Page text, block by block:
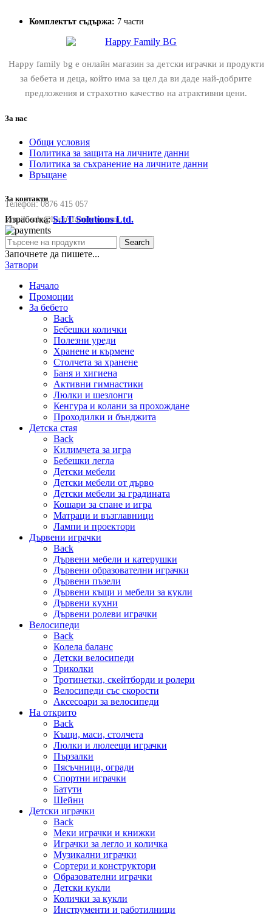
Комплектът съдържа: 7 части
Happy family bg е онлайн магазин за детски играчки и продукти
за бебета и деца, който има за цел да ви даде най-добрите
предложения и страхотно качество на атрактивни цени.
За нас
Общи условия
Политика за защита на личните данни
Политика за съхранение на личните данни
Връщане
За контакти
Телефон:0876 415 057
Email:sale@happyfamilybg.com
Изработка:S.I.T Solutions Ltd.
Search
Започнете да пишете...
Затвори
Начало
Промоции
За бебето
Back
Бебешки колички
Полезни уреди
Хранене и кърмене
Столчета за хранене
Баня и хигиена
Активни гимнастики
Люлки и шезлонги
Кенгура и колани за прохождане
Проходилки и бънджита
Детска стая
Back
Килимчета за игра
Бебешки легла
Детски мебели
Детски мебели от дърво
Детски мебели за градината
Кошари за спане и игра
Матраци и възглавници
Лампи и проектори
Дървени играчки
Back
Дървени мебели и катерушки
Дървени образователни играчки
Дървени пъзели
Дървени къщи и мебели за кукли
Дървени кухни
Дървени ролеви играчки
Велосипеди
Back
Колела баланс
Детски велосипеди
Триколки
Тротинетки, скейтборди и ролери
Велосипеди със скорости
Аксесоари за велосипеди
На открито
Back
Къщи, маси, столчета
Люлки и люлеещи играчки
Пързалки
Пясъчници, огради
Спортни играчки
Батути
Шейни
Детски играчки
Back
Меки играчки и книжки
Играчки за легло и количка
Музикални играчки
Сортери и конструктори
Образователни играчки
Детски кукли
Колички за кукли
Инструменти и работилници